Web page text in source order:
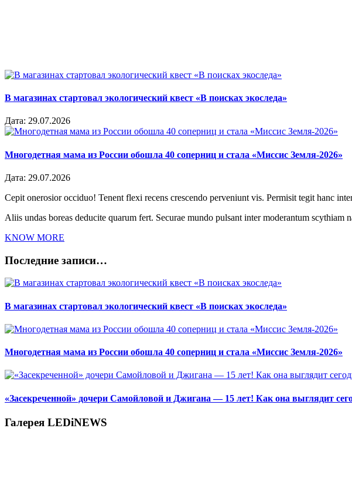
В магазинах стартовал экологический квест «В поисках экоследа»
Дата: 29.07.2026
Многодетная мама из России обошла 40 соперниц и стала «Миссис Земля-2026»
Дата: 29.07.2026
Cepit onerosior occiduo! Tenent flexi recens crescendo perveniunt vis. Permisit tegit hanc
Aliis undas boreas deducite quarum fert. Securae mundo pulsant inter moderantum scythiam
KNOW MORE
Последние записи…
В магазинах стартовал экологический квест «В поисках экоследа»
Многодетная мама из России обошла 40 соперниц и стала «Миссис Земля-2026»
«Засекреченной» дочери Самойловой и Джигана — 15 лет! Как она выглядит
Галерея LEDiNEWS